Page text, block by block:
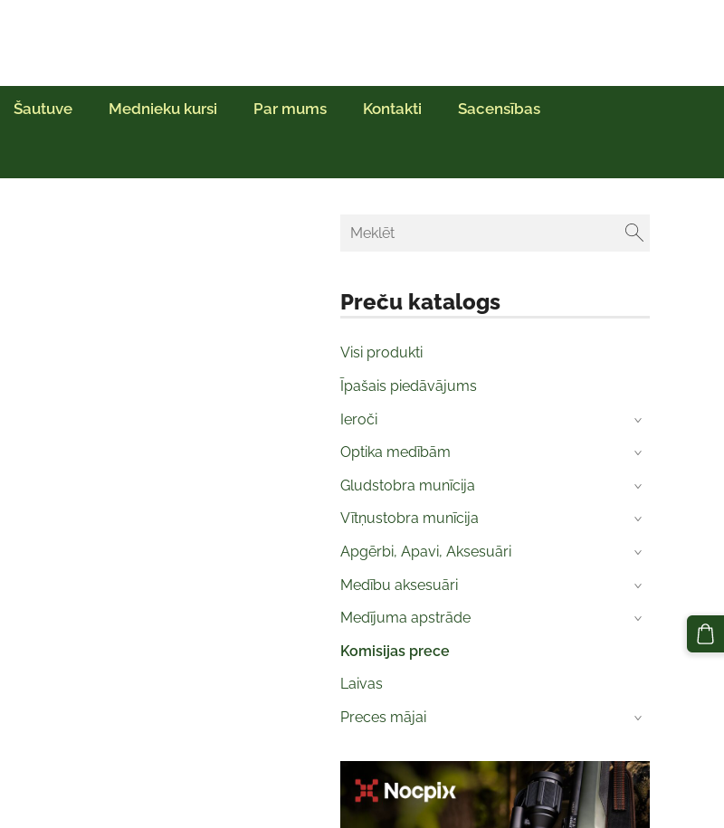
Šautuve Mednieku kursi Par mums Kontakti Sacensības
Preču katalogs
Visi produkti
Īpašais piedāvājums
Ieroči
›
Optika medībām ›
Gludstobra munīcija ›
Vītņustobra munīcija ›
Apgērbi, Apavi, Aksesuāri ›
Medību aksesuāri ›
Medījuma apstrāde ›
Komisijas prece
Laivas
Preces mājai
›